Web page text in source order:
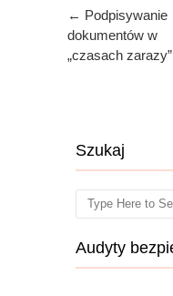
Post
← Podpisywanie
dokumentów w
„czasach zarazy”
Szukaj
Search
Audyty